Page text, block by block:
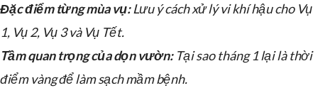
Đặc điểm từng mùa vụ:Lưu ý cách xử lý vi khí hậu cho Vụ
1, Vụ 2, Vụ 3 và Vụ Tết.
Tầm quan trọng của dọn vườn:Tại sao tháng 1 lại là thời
điểm vàng để làm sạch mầm bệnh.